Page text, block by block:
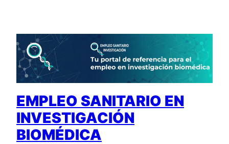
contenido
EMPLEO SANITARIO EN
INVESTIGACIÓN
BIOMÉDICA